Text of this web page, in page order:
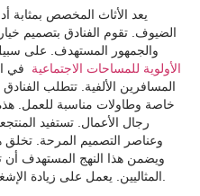
يعد الأثاث المخصص بمثابة
الضيوف. تقوم الفنادق بتصميم
والجمهور المستهدف. على
الأولوية للمساحات الاجتماعية
في
المسافرين الألفية. تتطلب
خاصة وطاولات مناسبة للعمل.
رجال الأعمال. تستفيد
وعناصر التصميم المرحة. تخلق
ويضمن هذا النهج المستهدف
المثاليين. يعمل على زيادة الإشغال والإيرادات من القطاعات المفضلة.